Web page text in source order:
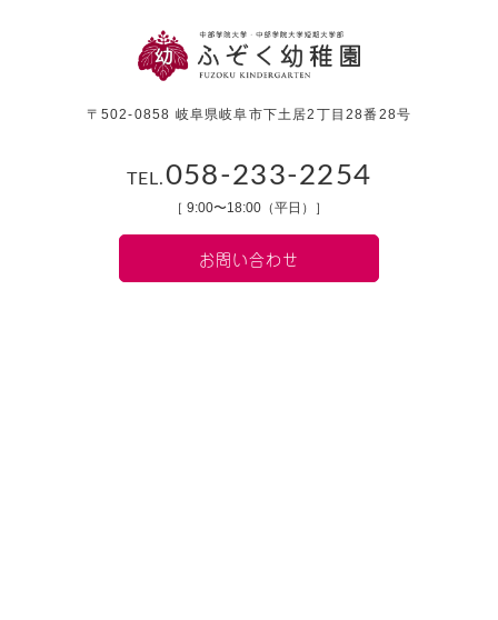
〒502-0858 岐阜県岐阜市下土居2丁目28番28号
TEL.058-233-2254
［ 9:00〜18:00（平日）］
お問い合わせ